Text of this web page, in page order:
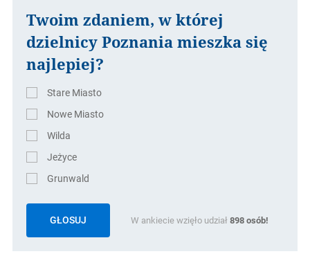
Twoim zdaniem, w której
dzielnicy Poznania mieszka się
najlepiej?
Stare Miasto
Nowe Miasto
Wilda
Jeżyce
Grunwald
GŁOSUJ W ankiecie wzięło udział898osób!